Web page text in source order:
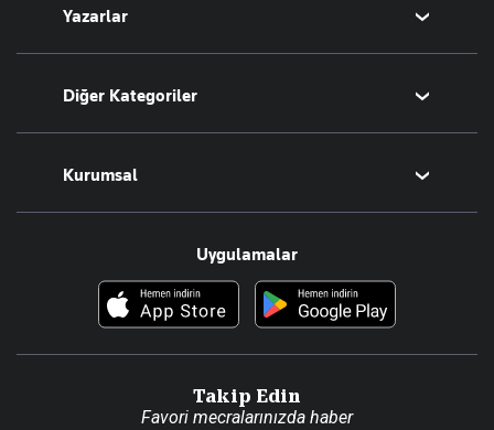
Tarih
Sesli Yayınlar
Yazarlar
Bugünün Yazarları
Tüm Yazarlar
Diğer Kategoriler
Magazin
Teknoloji
Resmî Ilanlar
Foto Haber
Kurumsal
Hakkımızda
Künye
Uygulamalar
Takip Edin
Favori mecralarınızda haber